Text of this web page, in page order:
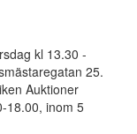
kl 13.30 -
25.
Auktioner
18.00, inom 5